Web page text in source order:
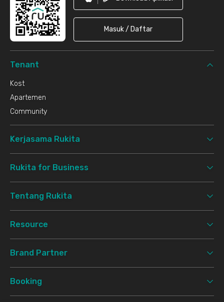
Masuk / Daftar
Tenant
Kost
Apartemen
Community
Kerjasama Rukita
Rukita for Business
Tentang Rukita
Resource
Brand Partner
Booking